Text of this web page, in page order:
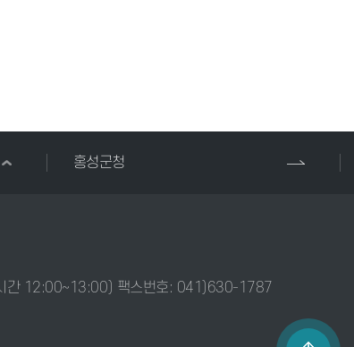
홍성군청
간 12:00~13:00) 팩스번호: 041)630-1787